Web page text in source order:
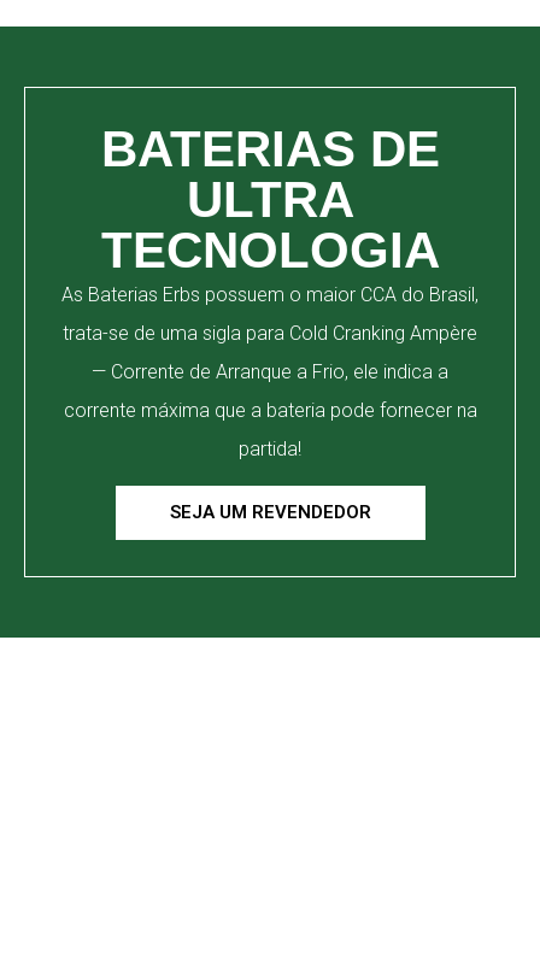
BATERIAS DE
ULTRA
TECNOLOGIA
As Baterias Erbs possuem o maior CCA do Brasil,
trata-se de uma sigla para Cold Cranking Ampère
— Corrente de Arranque a Frio, ele indica a
corrente máxima que a bateria pode fornecer na
partida!
SEJA UM REVENDEDOR